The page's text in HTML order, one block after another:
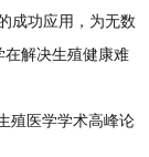
成功应用，为无数
在解决生殖健康难